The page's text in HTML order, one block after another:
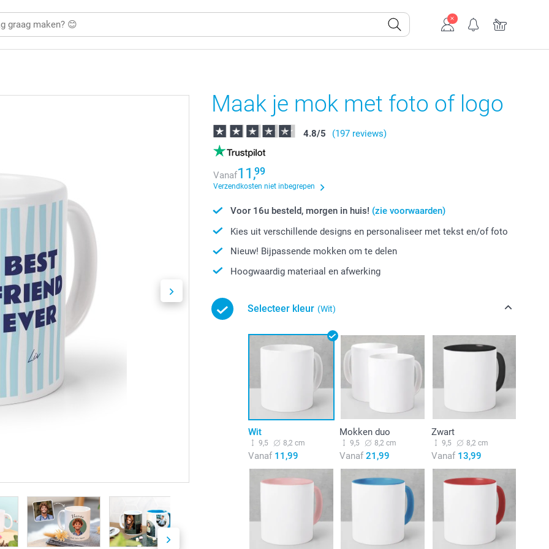
Maak je mok met foto of logo
4.8/5 (197 reviews)
Vanaf11,99
Verzendkosten niet inbegrepen
Voor 16u besteld, morgen in huis! (zie voorwaarden)
Kies uit verschillende designs en personaliseer met tekst en/of foto
Nieuw! Bijpassende mokken om te delen
Hoogwaardig materiaal en afwerking
Selecteer kleur (Wit)
Wit
9,5 8,2 cm
Vanaf 11,99
Mokken duo
9,5 8,2 cm
Vanaf 21,99
Zwart
9,5 8,2 cm
Vanaf13,99